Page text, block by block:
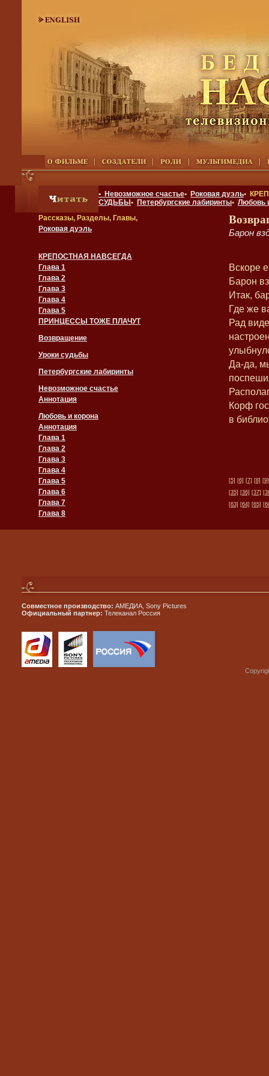
• Невозможное счастье• Роковая дуэль•
СУДЬБЫ • Петербургские лабиринты• Любовь
Рассказы, Разделы, Главы,
Роковая дуэль
КРЕПОСТНАЯ НАВСЕГДА
Глава 1
Глава 2
Глава 3
Глава 4
Глава 5
ПРИНЦЕССЫ ТОЖЕ ПЛАЧУТ
Возвращение
Уроки судьбы
Петербургские лабиринты
Невозможное счастье
Аннотация
Любовь и корона
Аннотация
Глава 1
Глава 2
Глава 3
Глава 4
Глава 5
Глава 6
Глава 7
Глава 8
Барон
Вскоре
Барон
Итак,
Где же
Рад
Да-да,
Корф
в
[5] [6] [7] [8] [9]
[35] [36] [37]
[63] [64] [65]
Совместное производство: АМЕДИА, Sony Pictures
Официальный партнер: Телеканал Россия